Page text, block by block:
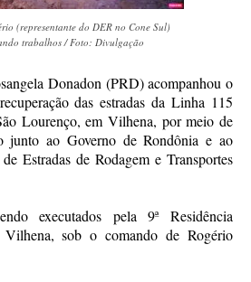
(representante do DER no Cone Sul)
trabalhos / Foto: Divulgação
Donadon (PRD) acompanhou o
das estradas da Linha 115
Lourenço, em Vilhena, por meio de
junto ao Governo de Rondônia e ao
Estradas de Rodagem e Transportes
executados pela 9ª Residência
sob o comando de Rogério